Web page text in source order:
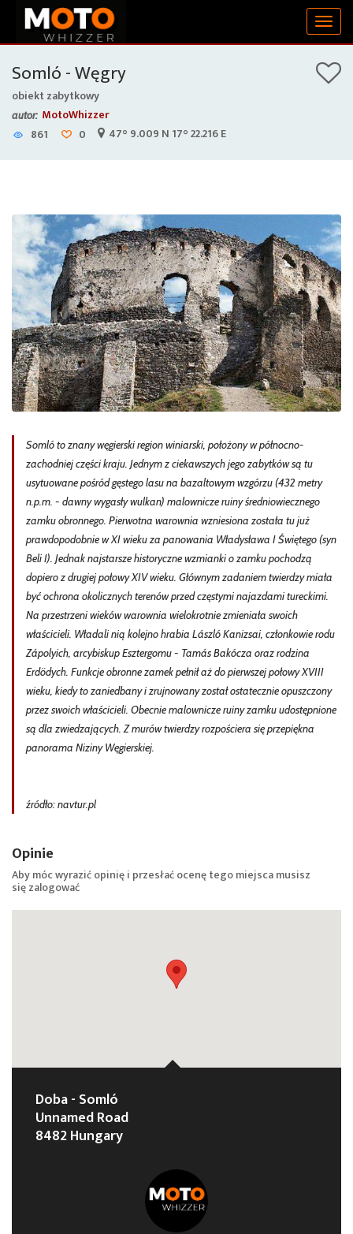
Somló - Węgry
obiekt zabytkowy
autor: MotoWhizzer
861
0 47° 9.009 N 17° 22.216 E
Somló to znany węgierski region winiarski, położony w północno-
zachodniej części kraju. Jednym z ciekawszych jego zabytków są tu
usytuowane pośród gęstego lasu na bazaltowym wzgórzu (432 metry
n.p.m. - dawny wygasły wulkan) malownicze ruiny średniowiecznego
zamku obronnego. Pierwotna warownia wzniesiona została tu już
prawdopodobnie w XI wieku za panowania Władysława I Świętego (syn
Beli I). Jednak najstarsze historyczne wzmianki o zamku pochodzą
dopiero z drugiej połowy XIV wieku. Głównym zadaniem twierdzy miała
być ochrona okolicznych terenów przed częstymi najazdami tureckimi.
Na przestrzeni wieków warownia wielokrotnie zmieniała swoich
właścicieli. Władali nią kolejno hrabia László Kanizsai, członkowie rodu
Zápolyich, arcybiskup Esztergomu - Tamás Bakócza oraz rodzina
Erdödych. Funkcje obronne zamek pełnił aż do pierwszej połowy XVIII
wieku, kiedy to zaniedbany i zrujnowany został ostatecznie opuszczony
przez swoich właścicieli. Obecnie malownicze ruiny zamku udostępnione
są dla zwiedzających. Z murów twierdzy rozpościera się przepiękna
panorama Niziny Węgierskiej.
źródło: navtur.pl
Opinie
Aby móc wyrazić opinię i przesłać ocenę tego miejsca musisz
sięzalogować
Doba - Somló
Unnamed Road
8482 Hungary